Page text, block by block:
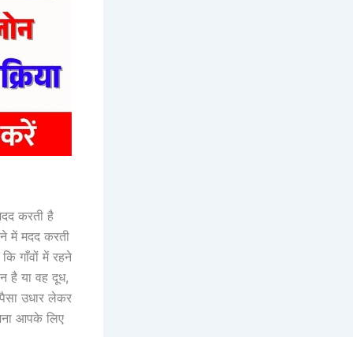
करती है
में मदद करती
गाँवों में रहने
है या वह दूध,
उधार लेकर
आपके लिए